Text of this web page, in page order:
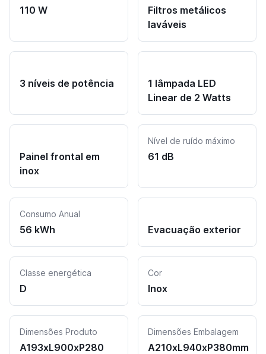
110 W
Filtros metálicos
laváveis
3 níveis de potência
1 lâmpada LED
Linear de 2 Watts
Painel frontal em
inox
Nível de ruído máximo
61 dB
Consumo Anual
56 kWh Evacuação exterior
Classe energética
D
Cor
Inox
Dimensões Produto
A193xL900xP280
Dimensões Embalagem
A210xL940xP380mm